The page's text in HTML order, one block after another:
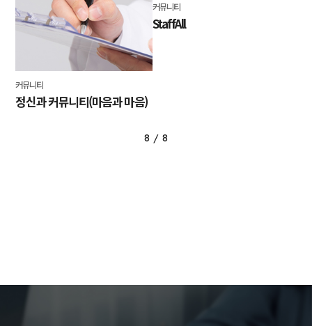
커뮤니티
정신과 커뮤니티(마음과 마음)
커뮤니티
StaffAll
8 8